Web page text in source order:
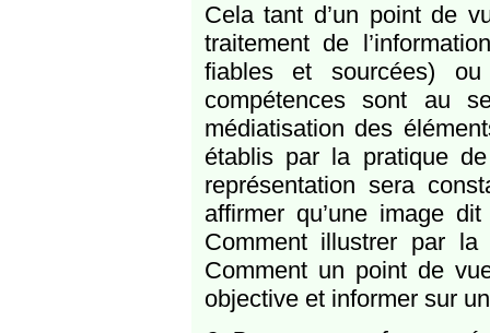
Cela tant d’un point de
traitement de
fiables et sourcées) ou
compétences sont au
médiatisation des
établis par la pratique
représentation sera
affirmer qu’une image
Comment illustrer par
Comment un point de
objective et informer sur